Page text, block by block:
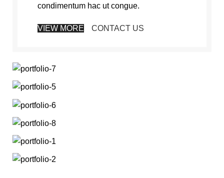
condimentum hac ut congue.
VIEW MORE CONTACT US